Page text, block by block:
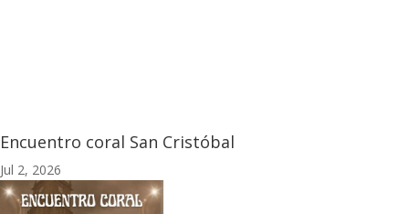
Encuentro coral San Cristóbal
Jul 2, 2026